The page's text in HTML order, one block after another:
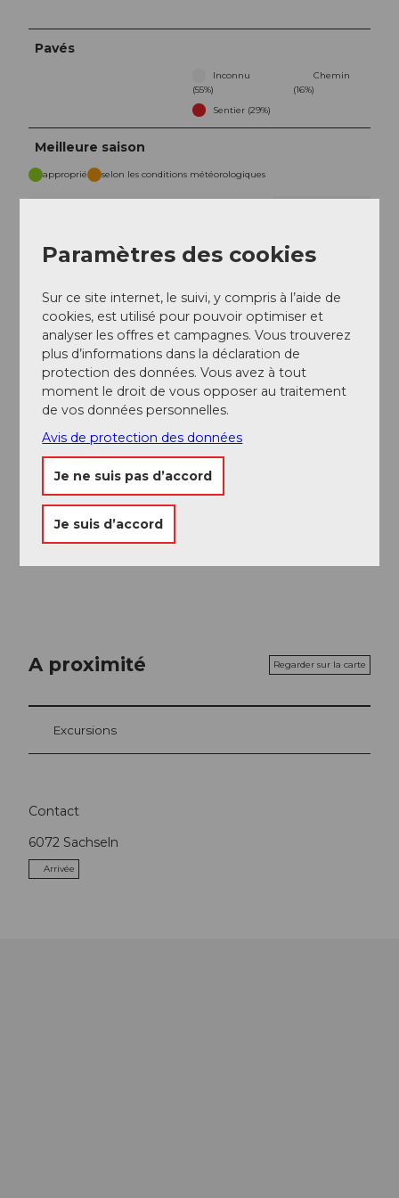
Pavés
Inconnu
(55%)
Chemin
(16%)
Sentier (29%)
Meilleure saison
approprié selon les conditions météorologiques
Aoû Sep Oct Nov
Caractéristiques de l'excursion
Circuit
Equipement
Chaussures solides
Auteur(e)
Obwalden Tourismus
Organisation
A proximité Regarder sur la carte
Excursions
Contact
6072 Sachseln
Arrivée
Paramètres des cookies
Sur ce site internet, le suivi, y compris à l’aide de
cookies, est utilisé pour pouvoir optimiser et
analyser les offres et campagnes. Vous trouverez
plus d’informations dans la déclaration de
protection des données. Vous avez à tout
moment le droit de vous opposer au traitement
de vos données personnelles.
Avis de protection des données
Je ne suis pas d’accord
Je suis d’accord